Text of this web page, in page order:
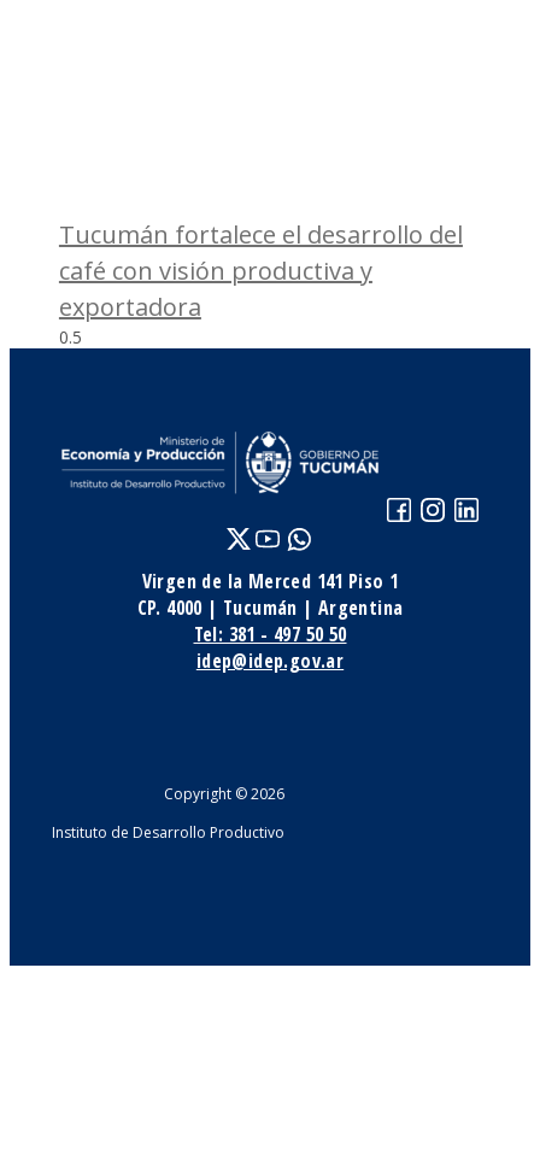
Tucumán fortalece el desarrollo del
café con visión productiva y
exportadora
Virgen de la Merced 141 Piso 1
CP. 4000 | Tucumán | Argentina
Tel: 381 - 497 50 50
idep@idep.gov.ar
Copyright © 2026
Instituto de Desarrollo Productivo